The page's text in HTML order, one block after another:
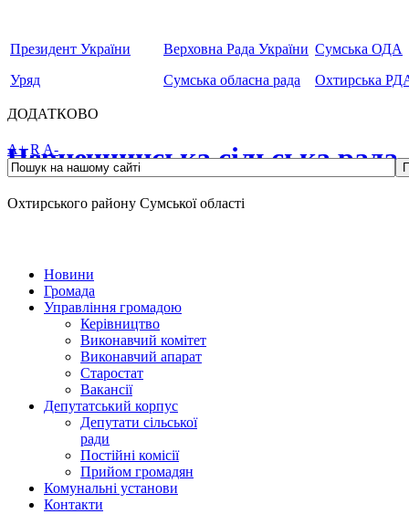
Президент України
Уряд
Верховна Рада України
Сумська обласна рада
Сумська ОДА
Охтирська
ДОДАТКОВО
Чернеччинська сільська рада
Охтирського району Сумської області
A+ RA-
Новини
Громада
Управління громадою
Керівництво
Виконавчий комітет
Виконавчий апарат
Старостат
Вакансії
Депутатський корпус
Депутати сільської
ради
Постійні комісії
Прийом громадян
Комунальні установи
Контакти